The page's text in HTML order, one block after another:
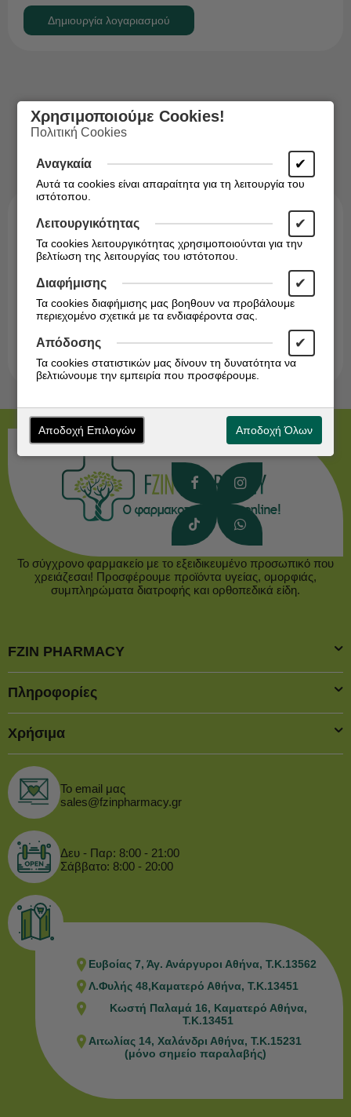
Δημιουργία λογαριασμού
Εγγραφείτε στο Newsletter!
Ενημερωθείτε άμεσα για τις προσφορές μας!
Εγγραφή
Το σύγχρονο φαρμακείο με το εξειδικευμένο προσωπικό που
χρειάζεσαι! Προσφέρουμε προϊόντα υγείας, ομορφιάς,
συμπληρώματα διατροφής και ορθοπεδικά είδη.
FZIN PHARMACY
Πληροφορίες
Χρήσιμα
Το email μας
sales@fzinpharmacy.gr
Δευ - Παρ: 8:00 - 21:00
Σάββατο: 8:00 - 20:00
Ευβοίας 7, Άγ. Ανάργυροι Αθήνα, Τ.Κ.13562
Λ.Φυλής 48,Καματερό Αθήνα, Τ.Κ.13451
Κωστή Παλαμά 16, Καματερό Αθήνα,
Τ.Κ.13451
Αιτωλίας 14, Χαλάνδρι Αθήνα, Τ.Κ.15231
(μόνο σημείο παραλαβής)
Χρησιμοποιούμε Cookies!
Πολιτική Cookies
Αναγκαία ✔
Αυτά τα cookies είναι απαραίτητα για τη λειτουργία του
ιστότοπου.
Λειτουργικότητας ✔
Τα cookies λειτουργικότητας χρησιμοποιούνται για την
βελτίωση της λειτουργίας του ιστότοπου.
Διαφήμισης ✔
Τα cookies διαφήμισης μας βοηθουν να προβάλουμε
περιεχομένο σχετικά με τα ενδιαφέροντα σας.
Απόδοσης ✔
Τα cookies στατιστικών μας δίνουν τη δυνατότητα να
βελτιώνουμε την εμπειρία που προσφέρουμε.
Αποδοχή Επιλογών Αποδοχή Όλων